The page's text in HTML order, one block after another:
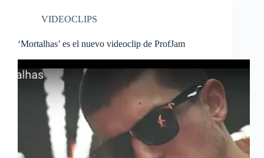
VIDEOCLIPS
‘Mortalhas’ es el nuevo videoclip de ProfJam